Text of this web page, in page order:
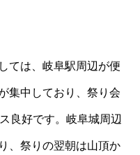
ては、岐阜駅周辺が便
集中しており、祭り会
良好です。岐阜城周辺
、祭りの翌朝は山頂か